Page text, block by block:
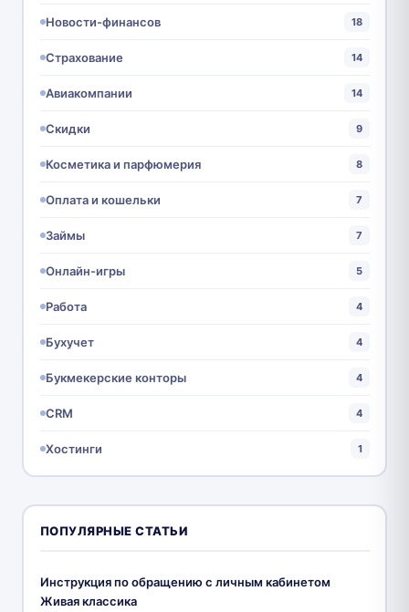
Новости-финансов 18
Страхование 14
Авиакомпании 14
Скидки 9
Косметика и парфюмерия 8
Оплата и кошельки 7
Займы 7
Онлайн-игры 5
Работа 4
Бухучет 4
Букмекерские конторы 4
CRM 4
Хостинги 1
ПОПУЛЯРНЫЕ СТАТЬИ
Инструкция по обращению с личным кабинетом
Живая классика